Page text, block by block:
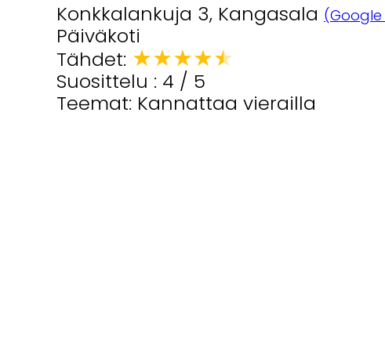
Konkkalankuja 3, Kangasala
Päiväkoti
Tähdet: ★★★★★
Suosittelu : 4 / 5
Teemat: Kannattaa vierailla